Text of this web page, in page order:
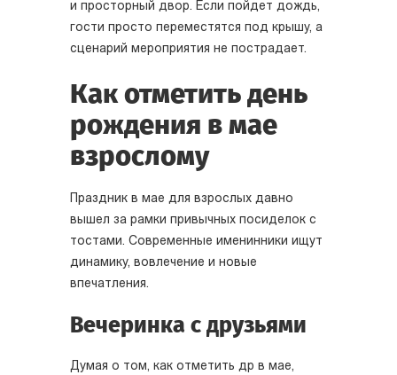
и просторный двор. Если пойдет дождь,
гости просто переместятся под крышу, а
сценарий мероприятия не пострадает.
Как отметить день
рождения в мае
взрослому
Праздник в мае для взрослых давно
вышел за рамки привычных посиделок с
тостами. Современные именинники ищут
динамику, вовлечение и новые
впечатления.
Вечеринка с друзьями
Думая о том, как отметить др в мае,